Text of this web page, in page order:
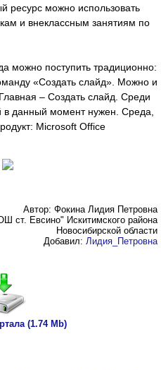
ресурс можно использовать
и внеклассным занятиям по
можно поступить традиционно:
«Создать слайд». Можно и
– Создать слайд. Среди
в данный момент нужен. Среда,
Microsoft Office
Автор: Фокина Лидия Петровна
ст. Евсино" Искитимского района
Новосибирской области
Добавил: Лидия_Петровна
(1.74 Mb)